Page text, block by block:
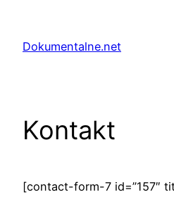
treściDokumentalne.net
Kontakt
[contact-form-7 id=”157″